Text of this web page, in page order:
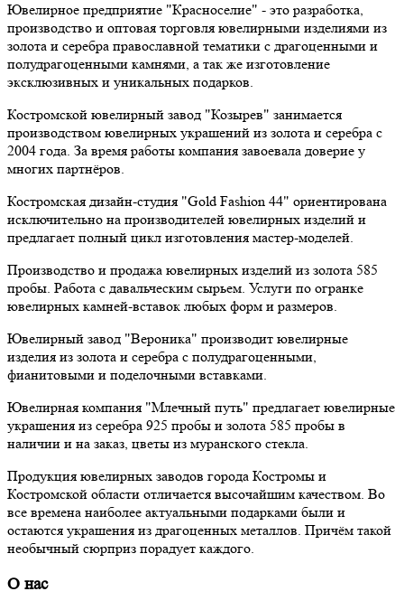
Ювелирное предприятие "Красноселие" - это разработка,
производство и оптовая торговля ювелирными изделиями из
золота и серебра православной тематики с драгоценными и
полудрагоценными камнями, а так же изготовление
эксклюзивных и уникальных подарков.
Костромской ювелирный завод "Козырев" занимается
производством ювелирных украшений из золота и серебра с
2004 года. За время работы компания завоевала доверие у
многих партнёров.
Костромская дизайн-студия "Gold Fashion 44" ориентирована
исключительно на производителей ювелирных изделий и
предлагает полный цикл изготовления мастер-моделей.
Производство и продажа ювелирных изделий из золота 585
пробы. Работа с давальческим сырьем. Услуги по огранке
ювелирных камней-вставок любых форм и размеров.
Ювелирный завод "Вероника" производит ювелирные
изделия из золота и серебра с полудрагоценными,
фианитовыми и поделочными вставками.
Ювелирная компания "Млечный путь" предлагает ювелирные
украшения из серебра 925 пробы и золота 585 пробы в
наличии и на заказ, цветы из муранского стекла.
Продукция ювелирных заводов города Костромы и
Костромской области отличается высочайшим качеством. Во
все времена наиболее актуальными подарками были и
остаются украшения из драгоценных металлов. Причём такой
необычный сюрприз порадует каждого.
О нас